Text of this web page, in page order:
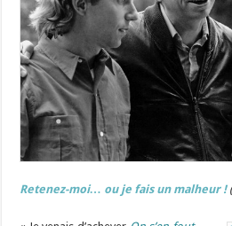
Retenez-moi… ou je fais un malheur !